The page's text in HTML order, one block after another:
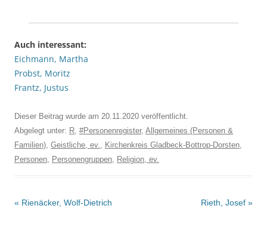
Auch interessant:
Eichmann, Martha
Probst, Moritz
Frantz, Justus
Dieser Beitrag wurde am 20.11.2020 veröffentlicht.
Abgelegt unter: R, #Personenregister, Allgemeines (Personen &
Familien), Geistliche, ev., Kirchenkreis Gladbeck-Bottrop-Dorsten,
Personen, Personengruppen, Religion, ev.
Beitrags-
« Rienäcker, Wolf-Dietrich Rieth, Josef »